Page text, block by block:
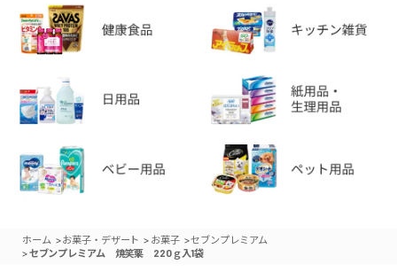
ホーム >お菓子・デザート > お菓子 >セブンプレミアム
>セブンプレミアム 焼笑栗 220ｇ入1袋